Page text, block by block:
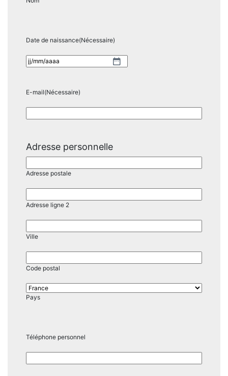
Date de naissance(Nécessaire)
JJ
slash
E-mail(Nécessaire)
Adresse personnelle
Adresse postale
Adresse ligne 2
Ville
Code postal
Pays
Téléphone personnel